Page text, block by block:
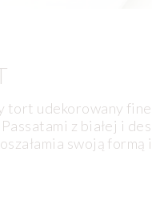
tort udekorowany
Passatami z białej i
swoją formą